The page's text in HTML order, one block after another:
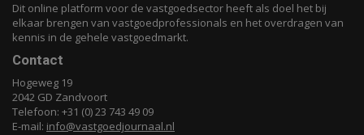
Dit online platform voor de vastgoedsector heeft als doel het bij
elkaar brengen van vastgoedprofessionals en het overdragen van
kennis in de gehele vastgoedmarkt.
Contact
Hogeweg 19
2042 GD Zandvoort
Telefoon: +31 (0) 23 743 49 09
E-mail: info@vastgoedjournaal.nl